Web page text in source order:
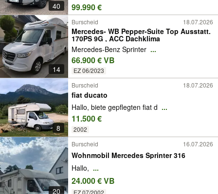
40 99.990 €
14
Burscheid 18.07.2026
Mercedes- WB Pepper-Suite Top Ausstatt.
170PS 9G , ACC Dachklima
Mercedes-Benz Sprinter ...
66.900 € VB
EZ 06/2023
8
Burscheid 18.07.2026
fiat ducato
Hallo, biete gepflegten fiat d ...
11.500 €
2002
20
Burscheid 16.07.2026
Wohnmobil Mercedes Sprinter 316
Hallo, ...
24.000 € VB